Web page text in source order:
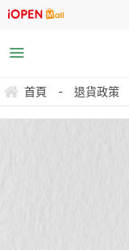
首頁 - 退貨政策